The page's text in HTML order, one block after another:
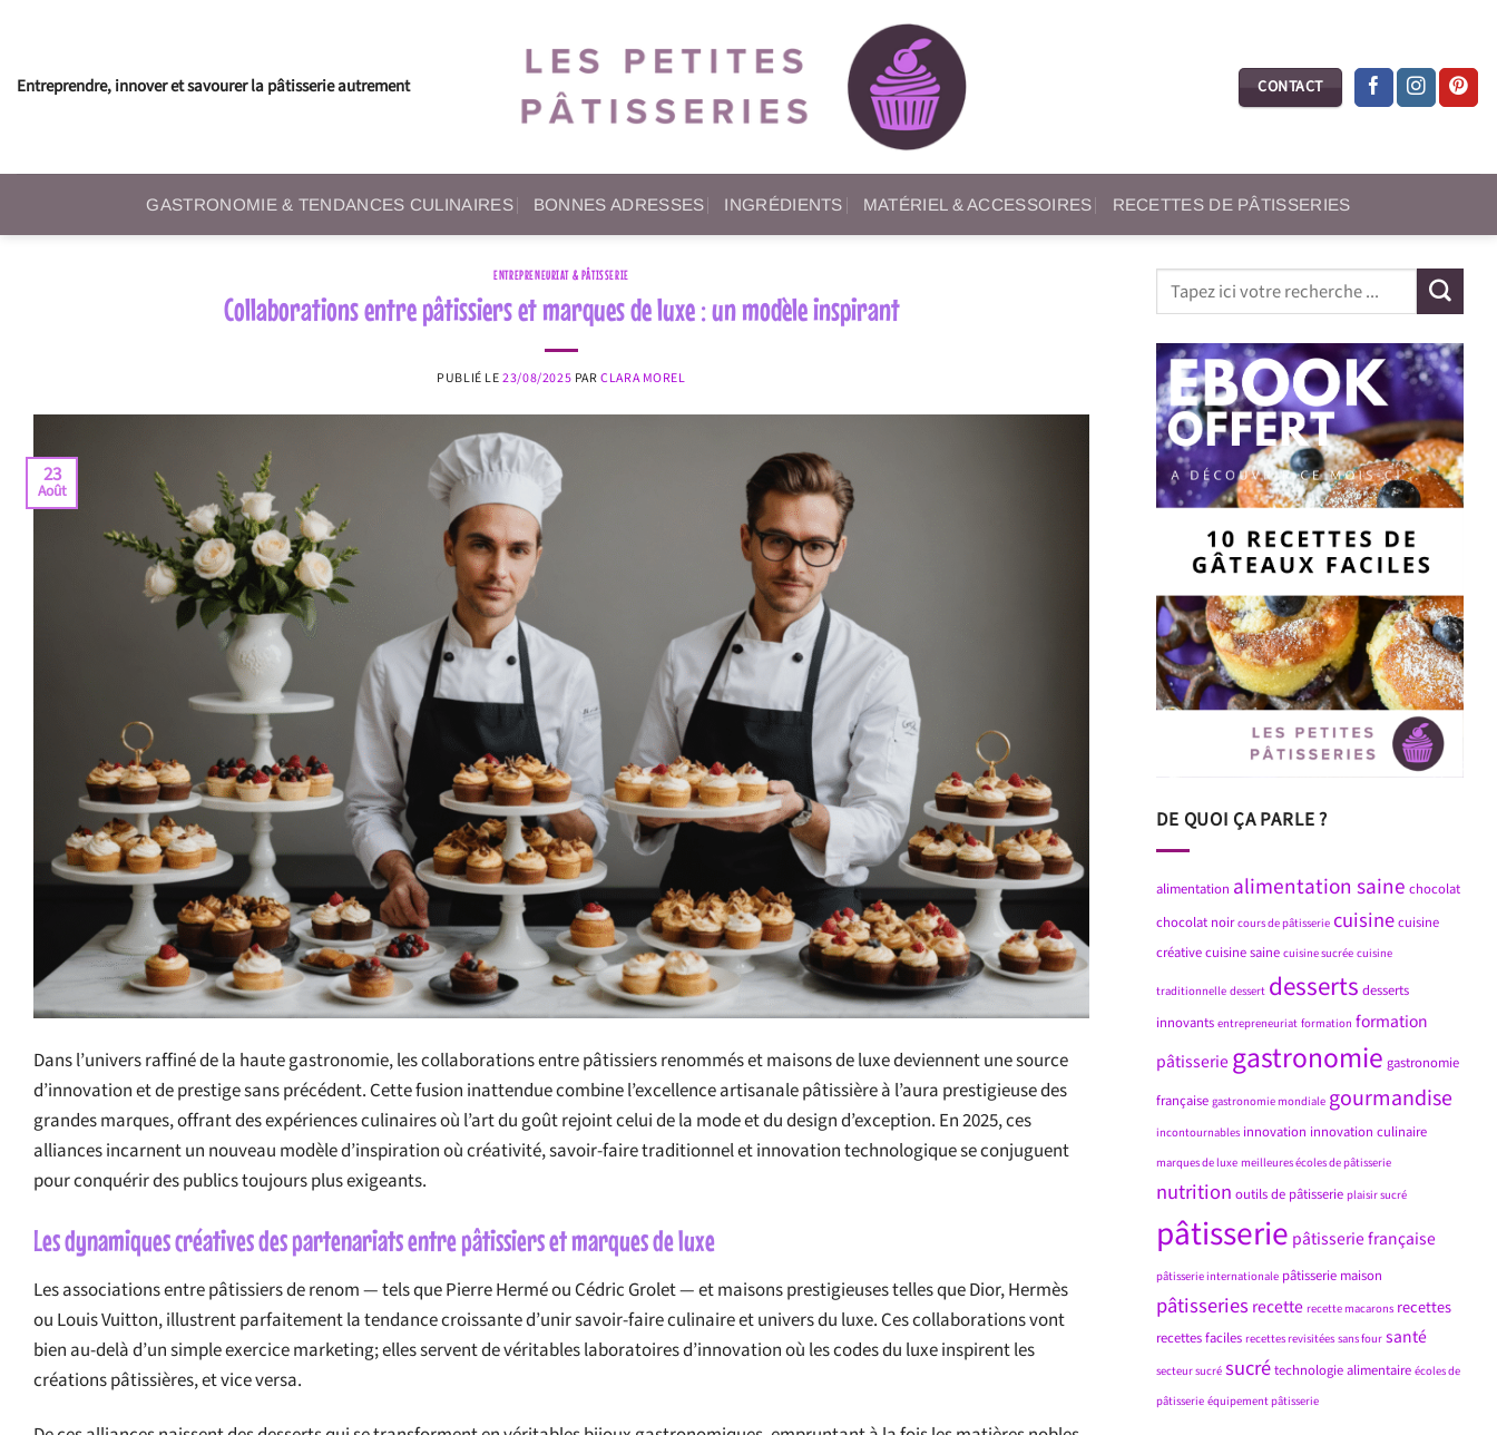
contenu
Entreprendre, innover et savourer la pâtisserie autrement CONTACT
GASTRONOMIE & TENDANCES CULINAIRES BONNES ADRESSES INGRÉDIENTS MATÉRIEL & ACCESSOIRES RECETTES DE PÂTISSERIES
ENTREPRENEURIAT & PÂTISSERIE
Collaborations entre pâtissiers et marques de luxe : un modèle inspirant
PUBLIÉ LE23/08/2025 PARCLARA MOREL
23
Août
Dans l’univers raffiné de la haute gastronomie, les collaborations entre pâtissiers renommés et maisons de luxe deviennent une source
d’innovation et de prestige sans précédent. Cette fusion inattendue combine l’excellence artisanale pâtissière à l’aura prestigieuse des
grandes marques, offrant des expériences culinaires où l’art du goût rejoint celui de la mode et du design d’exception. En 2025, ces
alliances incarnent un nouveau modèle d’inspiration où créativité, savoir-faire traditionnel et innovation technologique se conjuguent
pour conquérir des publics toujours plus exigeants.
Les dynamiques créatives des partenariats entre pâtissiers et marques de luxe
Les associations entre pâtissiers de renom — tels que Pierre Hermé ou Cédric Grolet — et maisons prestigieuses telles que Dior, Hermès
ou Louis Vuitton, illustrent parfaitement la tendance croissante d’unir savoir-faire culinaire et univers du luxe. Ces collaborations vont
bien au-delà d’un simple exercice marketing; elles servent de véritables laboratoires d’innovation où les codes du luxe inspirent les
créations pâtissières, et vice versa.
DE QUOI ÇA PARLE ?
alimentation alimentation saine chocolat
chocolat noir cours de pâtisserie cuisinecuisine
créativecuisine saine cuisine sucrée cuisine
traditionnelle dessert desserts desserts
innovants entrepreneuriat formation formation
pâtisserie gastronomie gastronomie
française gastronomie mondiale gourmandise
incontournables innovation innovation culinaire
marques de luxe meilleures écoles de pâtisserie
nutrition outils de pâtisserie plaisir sucré
pâtisserie pâtisserie française
pâtisserie internationale pâtisserie maison
pâtisseries recette recette macarons recettes
recettes faciles recettes revisitées sans four santé
secteur sucré sucrétechnologie alimentaire écoles de
pâtisserie équipement pâtisserie